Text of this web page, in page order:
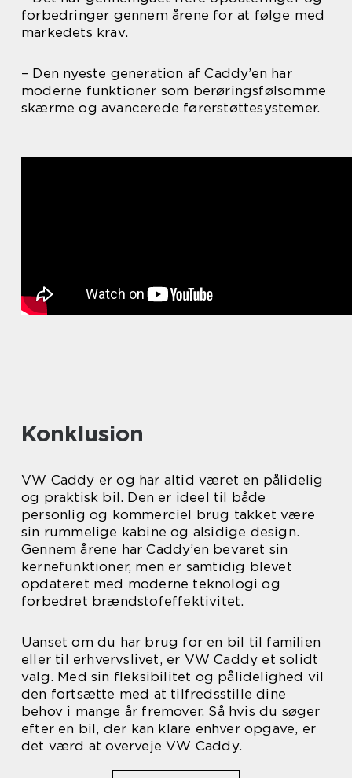
forbedringer gennem årene for at følge med
markedets krav.
– Den nyeste generation af Caddy’en har
moderne funktioner som berøringsfølsomme
skærme og avancerede førerstøttesystemer.
Konklusion
VW Caddy er og har altid været en pålidelig
og praktisk bil. Den er ideel til både
personlig og kommerciel brug takket være
sin rummelige kabine og alsidige design.
Gennem årene har Caddy’en bevaret sin
kernefunktioner, men er samtidig blevet
opdateret med moderne teknologi og
forbedret brændstofeffektivitet.
Uanset om du har brug for en bil til familien
eller til erhvervslivet, er VW Caddy et solidt
valg. Med sin fleksibilitet og pålidelighed vil
den fortsætte med at tilfredsstille dine
behov i mange år fremover. Så hvis du søger
efter en bil, der kan klare enhver opgave, er
det værd at overveje VW Caddy.